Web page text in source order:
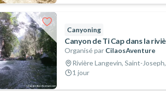
Canyoning
Canyon de Ti Cap dans la
Organisé par CilaosAventure
Rivière Langevin, Saint-
1 jour